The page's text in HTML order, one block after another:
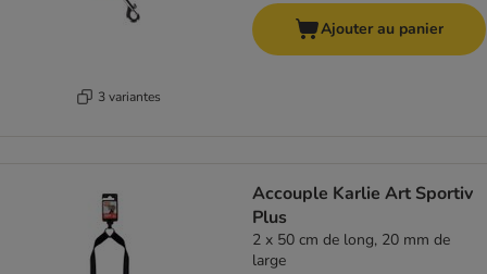
3 variantes
Ajouter au panier
Accouple Karlie Art Sportiv
Plus
2 x 50 cm de long, 20 mm de
large